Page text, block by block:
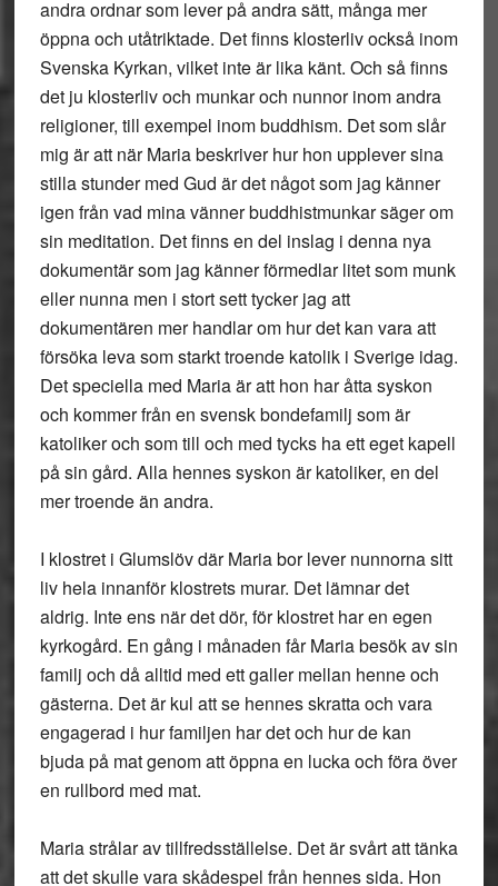
andra ordnar som lever på andra sätt, många mer
öppna och utåtriktade. Det finns klosterliv också inom
Svenska Kyrkan, vilket inte är lika känt. Och så finns
det ju klosterliv och munkar och nunnor inom andra
religioner, till exempel inom buddhism. Det som slår
mig är att när Maria beskriver hur hon upplever sina
stilla stunder med Gud är det något som jag känner
igen från vad mina vänner buddhistmunkar säger om
sin meditation. Det finns en del inslag i denna nya
dokumentär som jag känner förmedlar litet som munk
eller nunna men i stort sett tycker jag att
dokumentären mer handlar om hur det kan vara att
försöka leva som starkt troende katolik i Sverige idag.
Det speciella med Maria är att hon har åtta syskon
och kommer från en svensk bondefamilj som är
katoliker och som till och med tycks ha ett eget kapell
på sin gård. Alla hennes syskon är katoliker, en del
mer troende än andra.
I klostret i Glumslöv där Maria bor lever nunnorna sitt
liv hela innanför klostrets murar. Det lämnar det
aldrig. Inte ens när det dör, för klostret har en egen
kyrkogård. En gång i månaden får Maria besök av sin
familj och då alltid med ett galler mellan henne och
gästerna. Det är kul att se hennes skratta och vara
engagerad i hur familjen har det och hur de kan
bjuda på mat genom att öppna en lucka och föra över
en rullbord med mat.
Maria strålar av tillfredsställelse. Det är svårt att tänka
att det skulle vara skådespel från hennes sida. Hon